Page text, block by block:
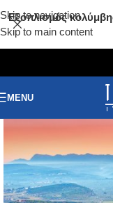
Skip to navigation
Skip to main content
Εξοπλισμός
MENU